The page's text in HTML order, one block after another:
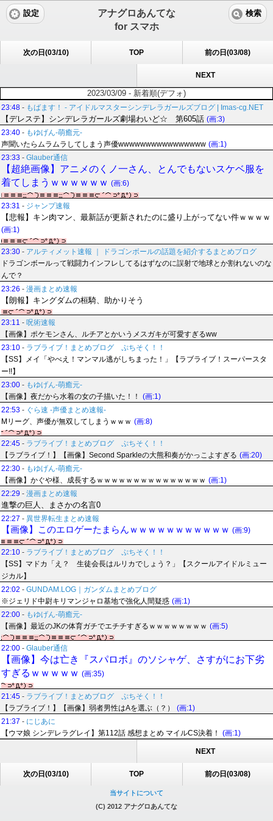
アナグロあんてな
for スマホ
設定 検索
次の日(03/10) TOP 前の日(03/08)
NEXT
2023/03/09 - 新着順(デフォ)
23:48 - もばます！ - アイドルマスターシンデレラガールズブログ | Imas-cg.NET
【デレステ】シンデレラガールズ劇場わいど☆ 第605話 (画:3)
23:40 - もゆげん-萌癒元-
声聞いたらムラムラしてしまう声優wwwwwwwwwwwwwwww (画:1)
23:33 - Glauber通信
【超絶画像】アニメのくノ一さん、とんでもないスケベ服を
着てしまうｗｗｗｗｗｗ (画:6)
23:31 - ジャンプ速報
【悲報】キン肉マン、最新話が更新されたのに盛り上がってない件ｗｗｗｗ
(画:1)
23:30 - アルティメット速報 ｜ ドラゴンボールの話題を紹介するまとめブログ
ドラゴンボールって戦闘力インフレしてるはずなのに誤射で地球とか割れないのな
んで？
23:26 - 漫画まとめ速報
【朗報】キングダムの桓騎、助かりそう
23:11 - 呪術速報
【画像】ポケモンさん、ルチアとかいうメスガキが可愛すぎるww
23:10 - ラブライブ！まとめブログ ぷちそく！！
【SS】メイ「やべえ！マンマル逃がしちまった！」【ラブライブ！スーパースタ
ー!!】
23:00 - もゆげん-萌癒元-
【画像】夜だから水着の女の子描いた！！
(画:1)
22:53 - ぐら速 -声優まとめ速報-
Mリーグ、声優が無双してしまうｗｗｗ (画:8)
22:45 - ラブライブ！まとめブログ ぷちそく！！
【ラブライブ！】【画像】Second Sparkleの大熊和奏がかっこよすぎる (画:20)
22:30 - もゆげん-萌癒元-
【画像】かぐや様、成長するｗｗｗｗｗｗｗｗｗｗｗｗｗｗｗ (画:1)
22:29 - 漫画まとめ速報
進撃の巨人、まさかの名言0
22:27 - 異世界転生まとめ速報
【画像】このエロゲーたまらんｗｗｗｗｗｗｗｗｗｗｗ (画:9)
22:10 - ラブライブ！まとめブログ ぷちそく！！
【SS】マドカ「え？ 生徒会長はルリカでしょう？」【スクールアイドルミュー
ジカル】
22:02 - GUNDAM.LOG｜ガンダムまとめブログ
※ジェリド中尉キリマンジャロ基地で強化人間疑惑 (画:1)
22:00 - もゆげん-萌癒元-
【画像】最近のJKの体育ガチでエチチすぎるｗｗｗｗｗｗｗｗ (画:5)
22:00 - Glauber通信
【画像】今は亡き『スパロボ』のソシャゲ、さすがにお下劣
すぎるｗｗｗｗｗ (画:35)
21:45 - ラブライブ！まとめブログ ぷちそく！！
【ラブライブ！】【画像】弱者男性はAを選ぶ（？）
(画:1)
21:37 - にじあに
【ウマ娘 シンデレラグレイ】第112話 感想まとめ マイルCS決着！
(画:1)
NEXT
次の日(03/10) TOP 前の日(03/08)
当サイトについて
(C) 2012 アナグロあんてな